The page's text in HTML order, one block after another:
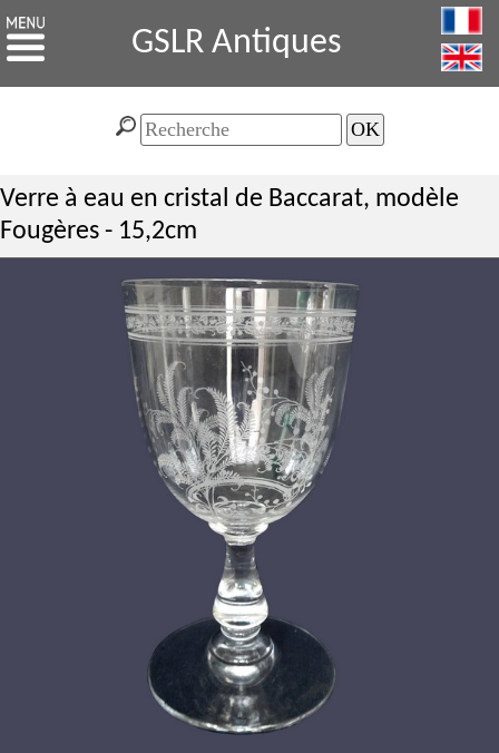
GSLR Antiques
Verre à eau en cristal de Baccarat, modèle
Fougères - 15,2cm